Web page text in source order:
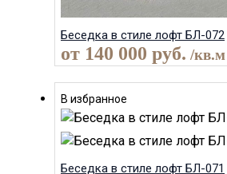
Беседка в стиле лофт БЛ-072
от 140 000 руб. /кв.м
В избранное
Беседка в стиле лофт БЛ-071